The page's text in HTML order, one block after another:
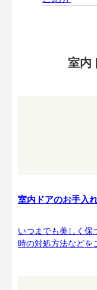
室内
室内ドアのお手入
いつまでも美しく保
時の対処方法などを